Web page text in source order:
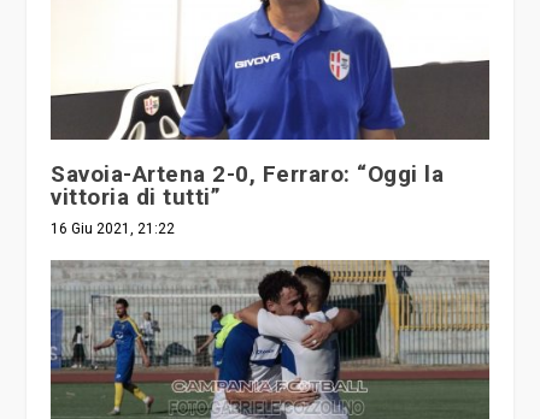
Savoia-Artena 2-0, Ferraro: “Oggi la
vittoria di tutti”
16 Giu 2021, 21:22